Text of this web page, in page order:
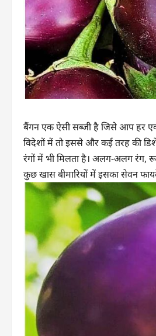
बैंगन एक ऐसी सब्जी है जिसे आप हर एक
विदेशों में तो इससे और कई तरह की
रंगों में भी मिलता है। अलग-अलग रंग,
कुछ खास बीमारियों में इसका सेवन